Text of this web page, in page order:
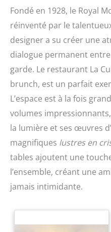
Fondé en 1928, le Royal
réinventé par le
designer a su créer une
dialogue permanent entre
garde. Le restaurant La
brunch, est un parfait
L’espace est à la fois
volumes
la lumière et ses œuvres
magnifiques lustres en
tables ajoutent une
l’ensemble, créant une
jamais intimidante.